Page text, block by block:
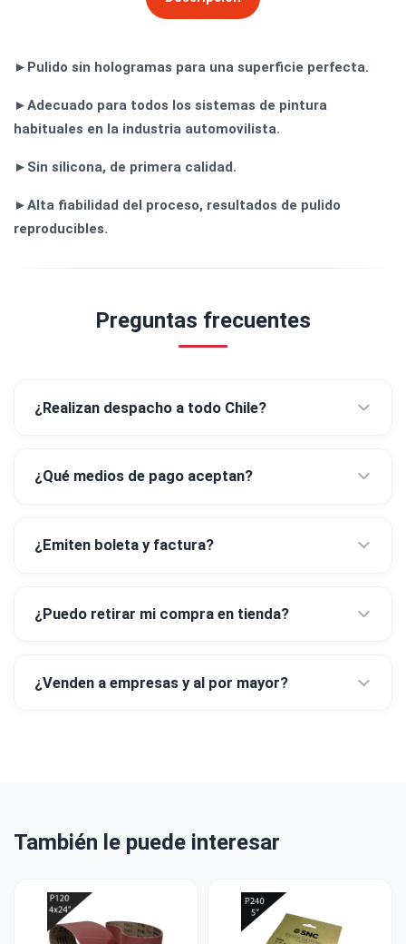
►Pulido sin hologramas para una superficie perfecta.
►Adecuado para todos los sistemas de pintura
habituales en la industria automovilista.
►Sin silicona, de primera calidad.
►Alta fiabilidad del proceso, resultados de pulido
reproducibles.
Preguntas frecuentes
¿Realizan despacho a todo Chile?
¿Qué medios de pago aceptan?
¿Emiten boleta y factura?
¿Puedo retirar mi compra en tienda?
¿Venden a empresas y al por mayor?
También le puede interesar